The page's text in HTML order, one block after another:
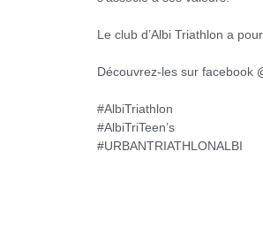
Le club d’Albi Triathlon a
Découvrez-les sur facebook
#AlbiTriathlon
#AlbiTriTeen’s
#URBANTRIATHLONALBI